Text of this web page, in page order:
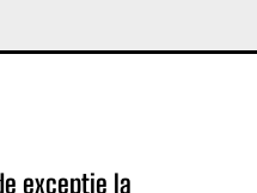
excepție la